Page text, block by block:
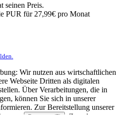
seinen Preis.
PUR für 27,99€ pro Monat
Wir nutzen aus wirtschaftlichen
Webseite Dritten als digitalen
Über Verarbeitungen, die in
können Sie sich in unserer
Zur Bereitstellung unserer
von
Partnern (5)
. Zwecke: